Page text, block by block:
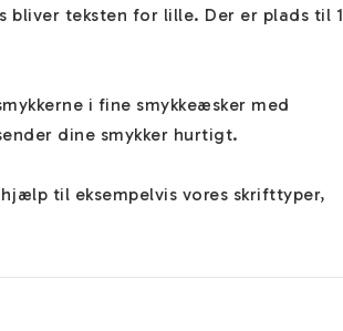
bliver teksten for lille. Der er plads til 1
i fine smykkeæsker med
dine smykker hurtigt.
til eksempelvis vores skrifttyper,
du ønsker/angiver andet i feltet